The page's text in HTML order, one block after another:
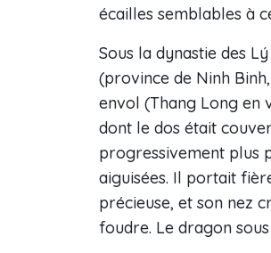
écailles semblables à
Sous la dynastie des
(province de Ninh
envol (Thang Long en
dont le dos était
progressivement plus
aiguisées. Il portait
précieuse, et son nez
foudre. Le dragon